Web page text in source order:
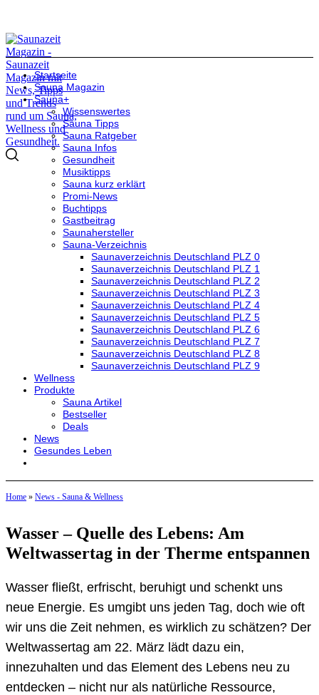
Startseite
Sauna Magazin
Sauna+
Wissenswertes
Sauna Tipps
Sauna Ratgeber
Sauna Infos
Gesundheit
Musiktipps
Sauna kurz erklärt
Promi-News
Buchtipps
Gastbeitrag
Saunahersteller
Sauna-Verzeichnis
Saunaverzeichnis Deutschland PLZ 0
Saunaverzeichnis Deutschland PLZ 1
Saunaverzeichnis Deutschland PLZ 2
Saunaverzeichnis Deutschland PLZ 3
Saunaverzeichnis Deutschland PLZ 4
Saunaverzeichnis Deutschland PLZ 5
Saunaverzeichnis Deutschland PLZ 6
Saunaverzeichnis Deutschland PLZ 7
Saunaverzeichnis Deutschland PLZ 8
Saunaverzeichnis Deutschland PLZ 9
Wellness
Produkte
Sauna Artikel
Bestseller
Deals
News
Gesundes Leben
Home » News - Sauna & Wellness
Wasser – Quelle des Lebens: Am
Weltwassertag in der Therme entspannen
Wasser fließt, erfrischt, beruhigt und schenkt uns
neue Energie. Es umgibt uns jeden Tag, doch wie oft
wir uns die Zeit nehmen, es wirklich zu schätzen? Der
Weltwassertag am 22. März lädt dazu ein,
innezuhalten und das Element des Lebens neu zu
entdecken – nicht nur als natürliche Ressource,